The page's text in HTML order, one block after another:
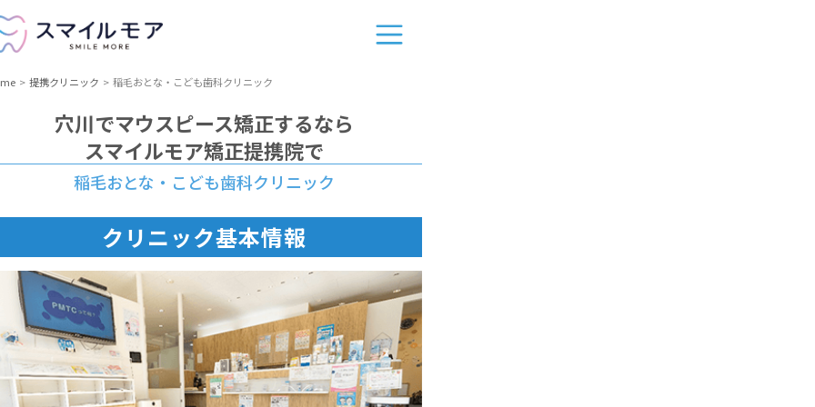
提携クリニック 稲毛おとな・こども歯科クリニック
穴川でマウスピース矯正するなら
スマイルモア矯正提携院で
稲毛おとな・こども歯科クリニック
クリニック基本情報